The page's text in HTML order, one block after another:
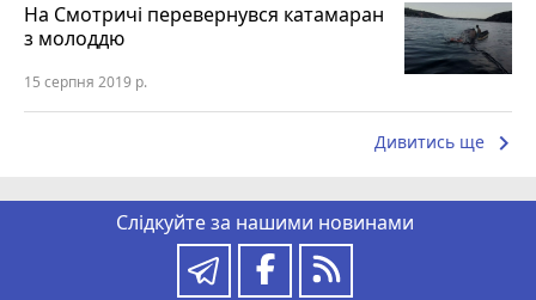
На Смотричі перевернувся катамаран
з молоддю
15 серпня 2019 р.
Дивитись ще keyboard_arrow_right
Слідкуйте за нашими новинами